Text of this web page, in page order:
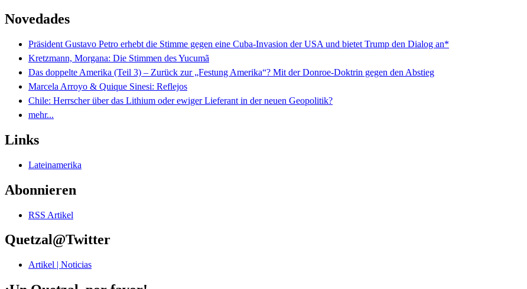
Novedades
Präsident Gustavo Petro erhebt die Stimme gegen eine Cuba-Invasion der USA und bietet Trump den Dialog an*
Kretzmann, Morgana: Die Stimmen des Yucumã
Das doppelte Amerika (Teil 3) – Zurück zur „Festung Amerika“? Mit der Donroe-Doktrin gegen den Abstieg
Marcela Arroyo & Quique Sinesi: Reflejos
Chile: Herrscher über das Lithium oder ewiger Lieferant in der neuen Geopolitik?
mehr...
Links
Lateinamerika
Abonnieren
RSS Artikel
Quetzal@Twitter
Artikel | Noticias